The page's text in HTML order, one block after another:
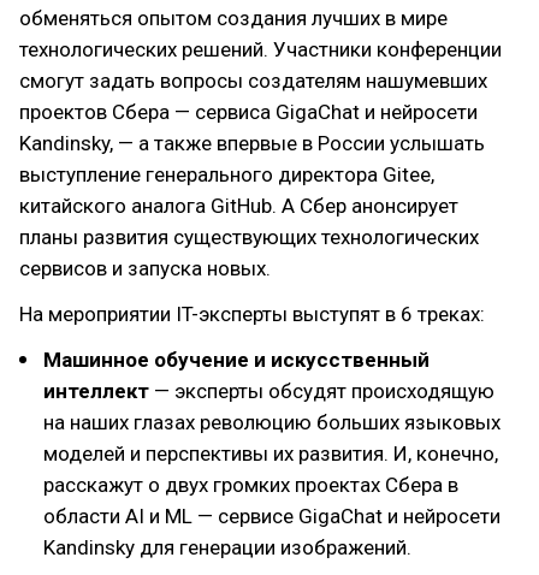
обменяться опытом создания лучших в мире
технологических решений. Участники конференции
смогут задать вопросы создателям нашумевших
проектов Сбера — сервиса GigaChat и нейросети
Kandinsky, — а также впервые в России услышать
выступление генерального директора Gitee,
китайского аналога GitHub. А Сбер анонсирует
планы развития существующих технологических
сервисов и запуска новых.
На мероприятии IT-эксперты выступят в 6 треках:
Машинное обучение и искусственный
интеллект — эксперты обсудят происходящую
на наших глазах революцию больших языковых
моделей и перспективы их развития. И, конечно,
расскажут о двух громких проектах Сбера в
области AI и ML — сервисе GigaChat и нейросети
Kandinsky для генерации изображений.